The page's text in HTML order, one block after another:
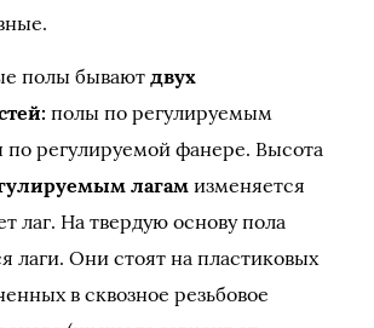
полы бывают двух
полы по регулируемым
по регулируемой фанере. Высота
лагам изменяется
лаг. На твердую основу пола
лаги. Они стоят на пластиковых
в сквозное резьбовое